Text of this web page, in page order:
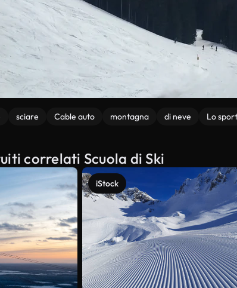
sciare Cable auto montagna di neve Lo sport
correlati Scuola di Ski
iStock